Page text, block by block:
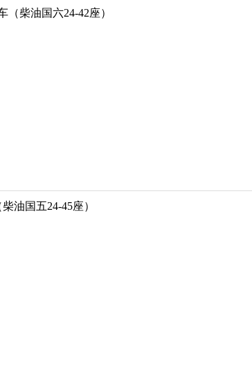
（柴油国六24-42座）
油国五24-45座）